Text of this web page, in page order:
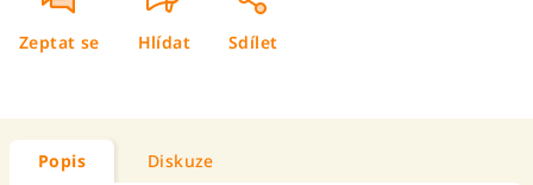
Zeptat se Hlídat Sdílet
Popis Diskuze